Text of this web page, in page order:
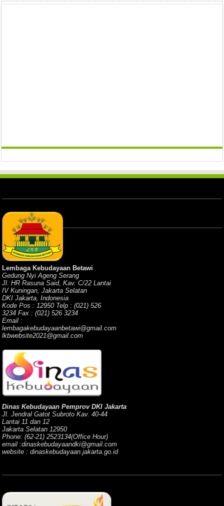
Lembaga Kebudayaan Betawi
Gedung Nyi Ageng Serang
Jl. HR Rasuna Said, Kav. C/22 Lantai
IV Kuningan, Jakarta Selatan
DKI Jakarta, Indonesia
Kode Pos : 12950 Telp : (021) 526
3234 Fax : (021) 526 3234
Email :
lembagakebudayaanbetawi@gmail.com
lkbwebsite2021@gmail.com
Dinas Kebudayaan Pemprov DKI Jakarta
Jl. Jendral Gatot Subroto Kav. 40-44
Lantai 11 dan 12
Jakarta Selatan 12950
Phone: (62-21) 2523134(Office Hour)
email :dinaskebudayaandki@gmail.com
website : dinaskebudayaan.jakarta.go.id